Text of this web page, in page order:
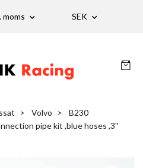
moms SEK
Volvo
B230
pipe kit ,blue hoses ,3''